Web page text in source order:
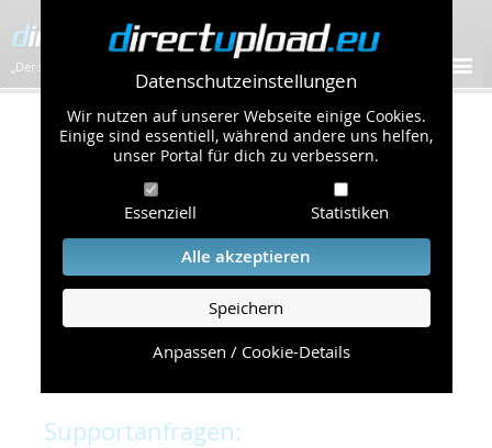
Datenschutzeinstellungen
Wir nutzen auf unserer Webseite einige Cookies.
Einige sind essentiell, während andere uns helfen,
unser Portal für dich zu verbessern.
Essenziell Statistiken
Alle akzeptieren
Speichern
Anpassen / Cookie-Details
„Der schnellste Bilder-Hoster im Web!”
Kontakt & Support
Um eine schnelle und unkomplizierte
Bearbeitung Ihres Problems zu gewährleisten,
bitten wir Sie,
folgende Punkte zu beachten und einzuhalten.
Die schnellste Hilfe finden Sie auf unserer
Seite, die die häufig gestellten Fragen
Supportanfragen: